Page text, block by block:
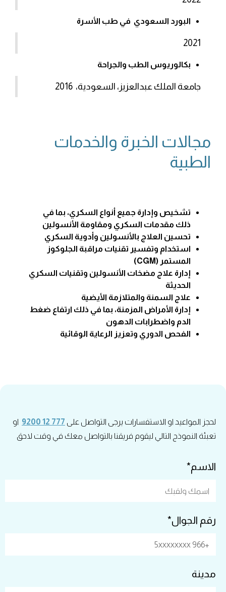
البورد السعودي في طب الأسرة
2021
بكالوريوس الطب والجراحة
جامعة الملك عبدالعزيز، السعودية، 2016
مجالات الخبرة والخدمات
الطبية
تشخيص وإدارة جميع أنواع السكري، بما في
ذلك مقدمات السكري ومقاومة الأنسولين
تحسين العلاج بالأنسولين وأدوية السكري
استخدام وتفسير تقنيات مراقبة الجلوكوز
المستمر (CGM)
إدارة علاج مضخات الأنسولين وتقنيات السكري
الحديثة
علاج السمنة والمتلازمة الأيضية
إدارة الأمراض المزمنة، بما في ذلك ارتفاع ضغط
الدم واضطرابات الدهون
الفحص الدوري وتعزيز الرعاية الوقائية
لحجز المواعيد او الاستفسارات يرجى التواصل على 777 12 9200
او
تعبئة النموذج التالي ليقوم فريقنا بالتواصل معك في وقت لاحق
الاسم*
رقم الجوال*
مدينة